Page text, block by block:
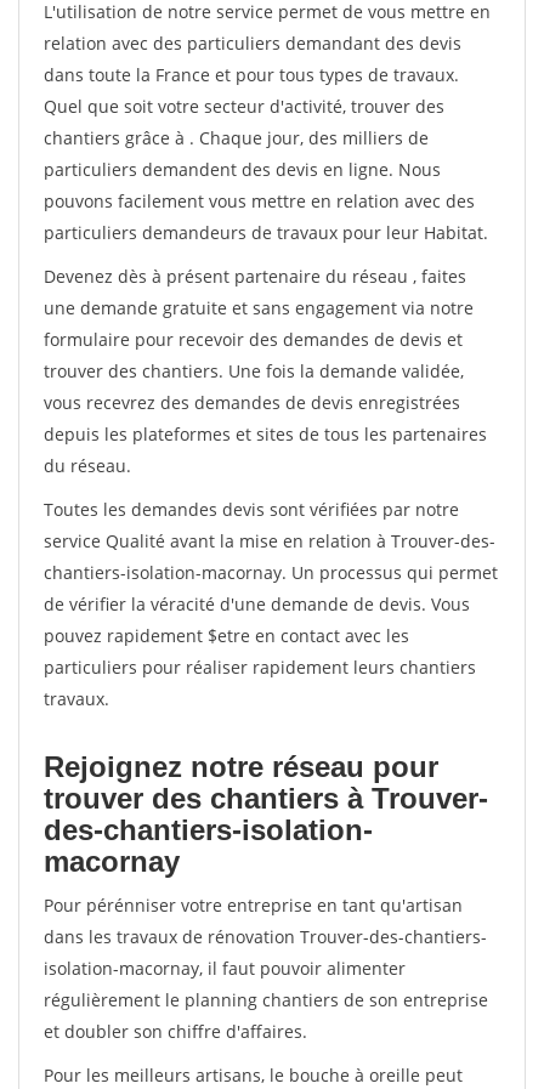
L'utilisation de notre service permet de vous mettre en
relation avec des particuliers demandant des devis
dans toute la France et pour tous types de travaux.
Quel que soit votre secteur d'activité, trouver des
chantiers grâce à . Chaque jour, des milliers de
particuliers demandent des devis en ligne. Nous
pouvons facilement vous mettre en relation avec des
particuliers demandeurs de travaux pour leur Habitat.
Devenez dès à présent partenaire du réseau , faites
une demande gratuite et sans engagement via notre
formulaire pour recevoir des demandes de devis et
trouver des chantiers. Une fois la demande validée,
vous recevrez des demandes de devis enregistrées
depuis les plateformes et sites de tous les partenaires
du réseau.
Toutes les demandes devis sont vérifiées par notre
service Qualité avant la mise en relation à Trouver-des-
chantiers-isolation-macornay. Un processus qui permet
de vérifier la véracité d'une demande de devis. Vous
pouvez rapidement $etre en contact avec les
particuliers pour réaliser rapidement leurs chantiers
travaux.
Rejoignez notre réseau pour
trouver des chantiers à Trouver-
des-chantiers-isolation-
macornay
Pour pérénniser votre entreprise en tant qu'artisan
dans les travaux de rénovation Trouver-des-chantiers-
isolation-macornay, il faut pouvoir alimenter
régulièrement le planning chantiers de son entreprise
et doubler son chiffre d'affaires.
Pour les meilleurs artisans, le bouche à oreille peut